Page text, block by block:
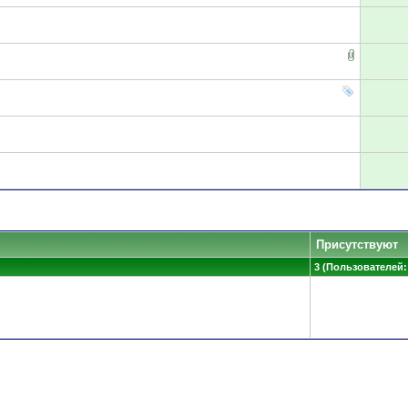
Присутствуют
3 (Пользователей: